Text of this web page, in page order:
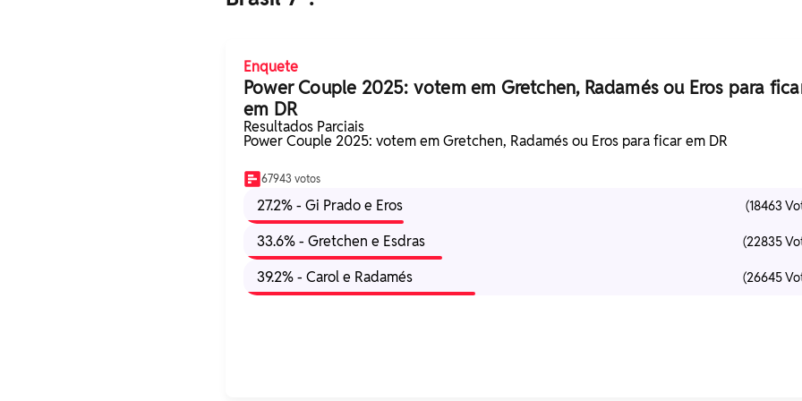
Enquete
Power Couple 2025: votem em Gretchen, Radamés ou Eros para
em DR
Resultados Parciais
Power Couple 2025: votem em Gretchen, Radamés ou Eros para ficar em DR
67943 votos
27.2% - Gi Prado e Eros (18463
33.6% - Gretchen e Esdras (22835
39.2% - Carol e Radamés (26645